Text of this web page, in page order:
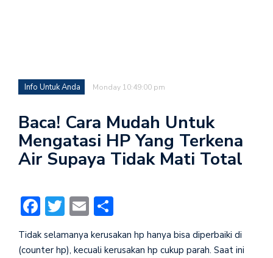
Info Untuk Anda Monday 10:49:00 pm
Baca! Cara Mudah Untuk
Mengatasi HP Yang Terkena
Air Supaya Tidak Mati Total
Facebook
Twitter
Email
Tidak selamanya kerusakan hp hanya bisa diperbaiki di
(counter hp), kecuali kerusakan hp cukup parah. Saat ini